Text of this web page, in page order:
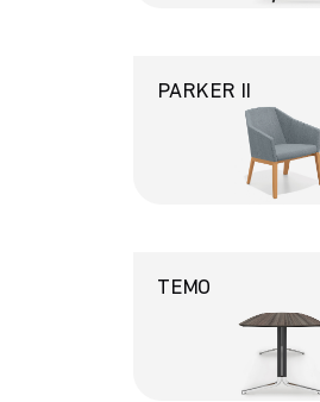
PARKER II
TEMO